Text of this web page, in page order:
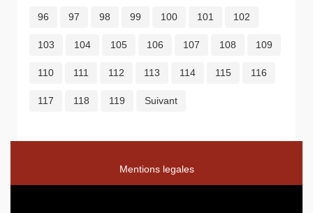
96 97 98 99 100 101 102
103 104 105 106 107 108 109
110 111 112 113 114 115 116
117 118 119 Suivant
Mentions legales